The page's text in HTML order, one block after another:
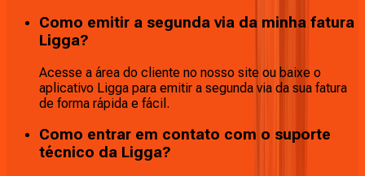
Como emitir a segunda via da minha fatura
Ligga?
Acesse a área do cliente no nosso site ou baixe o
aplicativo Ligga para emitir a segunda via da sua fatura
de forma rápida e fácil.
Como entrar em contato com o suporte
técnico da Ligga?